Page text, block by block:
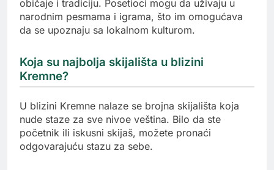
običaje i tradiciju. Posetioci mogu da uživaju u
narodnim pesmama i igrama, što im omogućava
da se upoznaju sa lokalnom kulturom.
Koja su najbolja skijališta u blizini
Kremne?
U blizini Kremne nalaze se brojna skijališta koja
nude staze za sve nivoe veština. Bilo da ste
početnik ili iskusni skijaš, možete pronaći
odgovarajuću stazu za sebe.